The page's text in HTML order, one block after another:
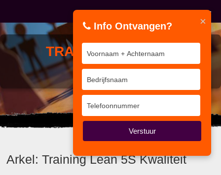
TRAININGLEAN 5S
KWALITEIT
Processen zijn niet van papier.
Arkel: Training Lean 5S Kwaliteit
×
Info Ontvangen?
Verstuur